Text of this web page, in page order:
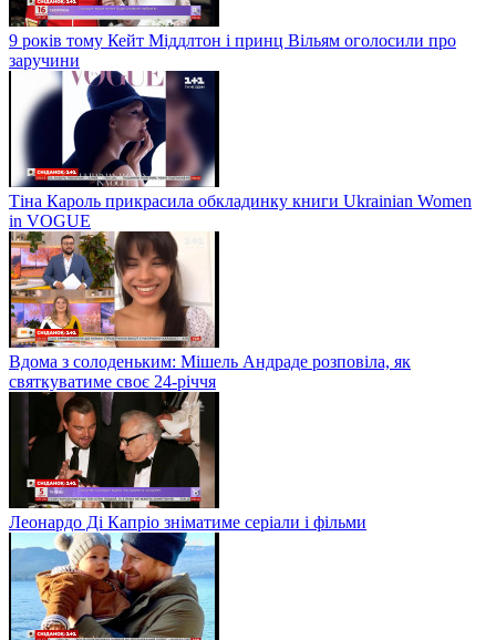
9 років тому Кейт Міддлтон і принц Вільям оголосили про
заручини
Тіна Кароль прикрасила обкладинку книги Ukrainian Women
in VOGUE
Вдома з солоденьким: Мішель Андраде розповіла, як
святкуватиме своє 24-річчя
Леонардо Ді Капріо зніматиме серіали і фільми